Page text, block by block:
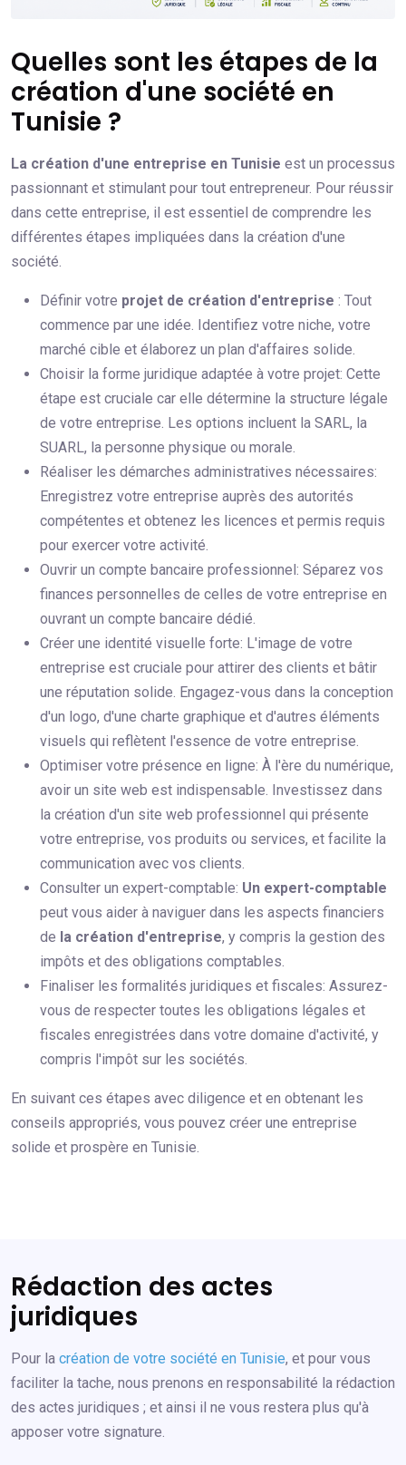
Quelles sont les étapes de la
création d'une société en
Tunisie ?
La création d'une entreprise en Tunisie est un processus
passionnant et stimulant pour tout entrepreneur. Pour réussir
dans cette entreprise, il est essentiel de comprendre les
différentes étapes impliquées dans la création d'une
société.
Définir votre projet de création d'entreprise : Tout
commence par une idée. Identifiez votre niche, votre
marché cible et élaborez un plan d'affaires solide.
Choisir la forme juridique adaptée à votre projet: Cette
étape est cruciale car elle détermine la structure légale
de votre entreprise. Les options incluent la SARL, la
SUARL, la personne physique ou morale.
Réaliser les démarches administratives nécessaires:
Enregistrez votre entreprise auprès des autorités
compétentes et obtenez les licences et permis requis
pour exercer votre activité.
Ouvrir un compte bancaire professionnel: Séparez vos
finances personnelles de celles de votre entreprise en
ouvrant un compte bancaire dédié.
Créer une identité visuelle forte: L'image de votre
entreprise est cruciale pour attirer des clients et bâtir
une réputation solide. Engagez-vous dans la conception
d'un logo, d'une charte graphique et d'autres éléments
visuels qui reflètent l'essence de votre entreprise.
Optimiser votre présence en ligne: À l'ère du numérique,
avoir un site web est indispensable. Investissez dans
la création d'un site web professionnel qui présente
votre entreprise, vos produits ou services, et facilite la
communication avec vos clients.
Consulter un expert-comptable: Un expert-comptable
peut vous aider à naviguer dans les aspects financiers
de la création d'entreprise, y compris la gestion des
impôts et des obligations comptables.
Finaliser les formalités juridiques et fiscales: Assurez-
vous de respecter toutes les obligations légales et
fiscales enregistrées dans votre domaine d'activité, y
compris l'impôt sur les sociétés.
En suivant ces étapes avec diligence et en obtenant les
conseils appropriés, vous pouvez créer une entreprise
solide et prospère en Tunisie.
Rédaction des actes
juridiques
Pour la création de votre société en Tunisie, et pour vous
faciliter la tache, nous prenons en responsabilité la rédaction
des actes juridiques ; et ainsi il ne vous restera plus qu'à
apposer votre signature.